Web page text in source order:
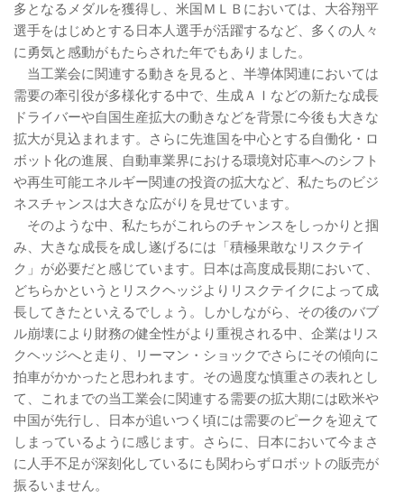
多となるメダルを獲得し、米国ＭＬＢにおいては、大谷翔平
選手をはじめとする日本人選手が活躍するなど、多くの人々
に勇気と感動がもたらされた年でもありました。
当工業会に関連する動きを見ると、半導体関連においては
需要の牽引役が多様化する中で、生成ＡＩなどの新たな成長
ドライバーや自国生産拡大の動きなどを背景に今後も大きな
拡大が見込まれます。さらに先進国を中心とする自働化・ロ
ボット化の進展、自動車業界における環境対応車へのシフト
や再生可能エネルギー関連の投資の拡大など、私たちのビジ
ネスチャンスは大きな広がりを見せています。
そのような中、私たちがこれらのチャンスをしっかりと掴
み、大きな成長を成し遂げるには「積極果敢なリスクテイ
ク」が必要だと感じています。日本は高度成長期において、
どちらかというとリスクヘッジよりリスクテイクによって成
長してきたといえるでしょう。しかしながら、その後のバブ
ル崩壊により財務の健全性がより重視される中、企業はリス
クヘッジへと走り、リーマン・ショックでさらにその傾向に
拍車がかかったと思われます。その過度な慎重さの表れとし
て、これまでの当工業会に関連する需要の拡大期には欧米や
中国が先行し、日本が追いつく頃には需要のピークを迎えて
しまっているように感じます。さらに、日本において今まさ
に人手不足が深刻化しているにも関わらずロボットの販売が
振るいません。